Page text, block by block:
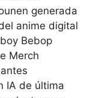
generada
anime digital
Bebop
Merch
IA de última